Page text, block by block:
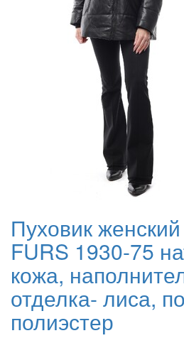
Пуховик
FURS 1930-75
кожа,
отделка- лиса,
полиэстер